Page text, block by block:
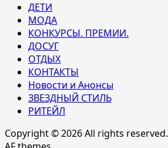
ДЕТИ
МОДА
КОНКУРСЫ. ПРЕМИИ.
ДОСУГ
ОТДЫХ
КОНТАКТЫ
Новости и Анонсы
ЗВЕЗДНЫЙ СТИЛЬ
РИТЕЙЛ
Copyright © 2026 All rights reserved.